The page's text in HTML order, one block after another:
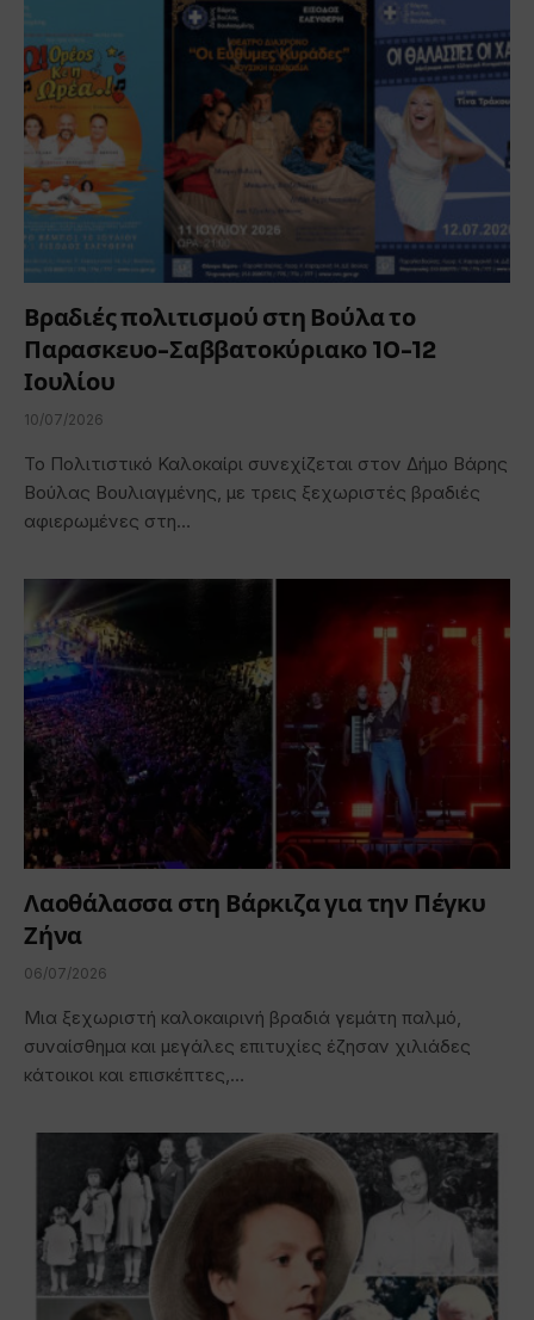
Βραδιές πολιτισμού στη Βούλα το
Παρασκευο-Σαββατοκύριακο 10-12
Ιουλίου
10/07/2026
Το Πολιτιστικό Καλοκαίρι συνεχίζεται στον Δήμο Βάρης
Βούλας Βουλιαγμένης, με τρεις ξεχωριστές βραδιές
αφιερωμένες στη…
Λαοθάλασσα στη Βάρκιζα για την Πέγκυ
Ζήνα
06/07/2026
Μια ξεχωριστή καλοκαιρινή βραδιά γεμάτη παλμό,
συναίσθημα και μεγάλες επιτυχίες έζησαν χιλιάδες
κάτοικοι και επισκέπτες,…